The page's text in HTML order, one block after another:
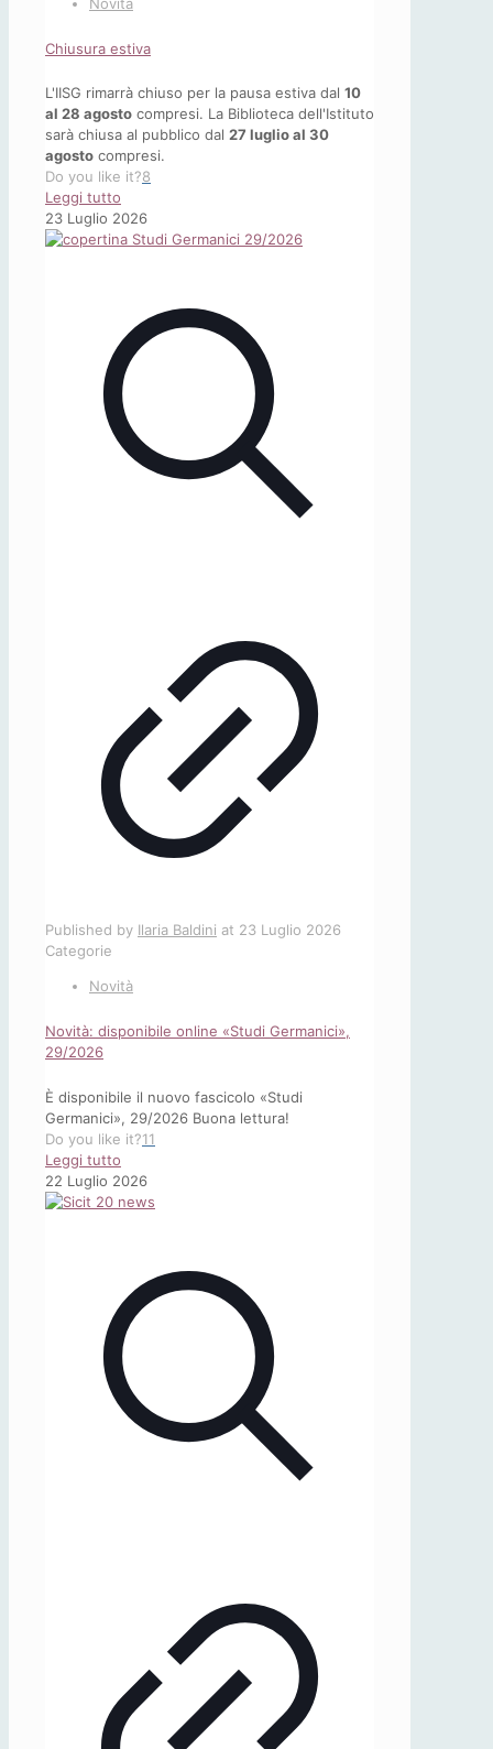
Chiusura estiva
L'IISG rimarrà chiuso per la pausa estiva dal 10
al 28 agosto compresi. La Biblioteca dell'Istituto
sarà chiusa al pubblico dal 27 luglio al 30
agosto compresi.
Do you like it?8
Leggi tutto
Chiusura
estiva
23 Luglio 2026
Published by Ilaria Baldini at 23 Luglio 2026
Categorie
Novità
Novità: disponibile online «Studi Germanici»,
29/2026
È disponibile il nuovo fascicolo «Studi
Germanici», 29/2026 Buona lettura!
Do you like it?11
Leggi tutto
Novità:
disponibile
29/2026
22 Luglio 2026